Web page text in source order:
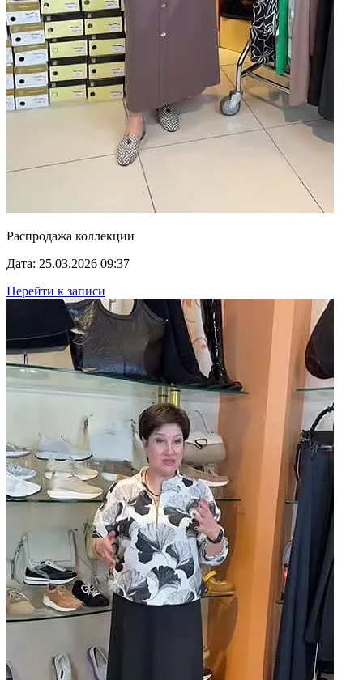
Распродажа коллекции
Дата: 25.03.2026 09:37
Перейти к записи